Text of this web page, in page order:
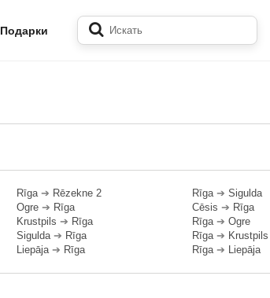
Подарки
Rīga➔ Rēzekne 2
Ogre ➔ Rīga
Krustpils ➔ Rīga
Sigulda➔ Rīga
Liepāja➔ Rīga
Rīga➔ Sigulda
Cēsis ➔ Rīga
Rīga➔ Ogre
Rīga➔ Krustpils
Rīga➔ Liepāja